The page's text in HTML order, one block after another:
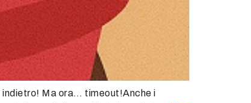
indietro! Ma ora… timeout!Anche i